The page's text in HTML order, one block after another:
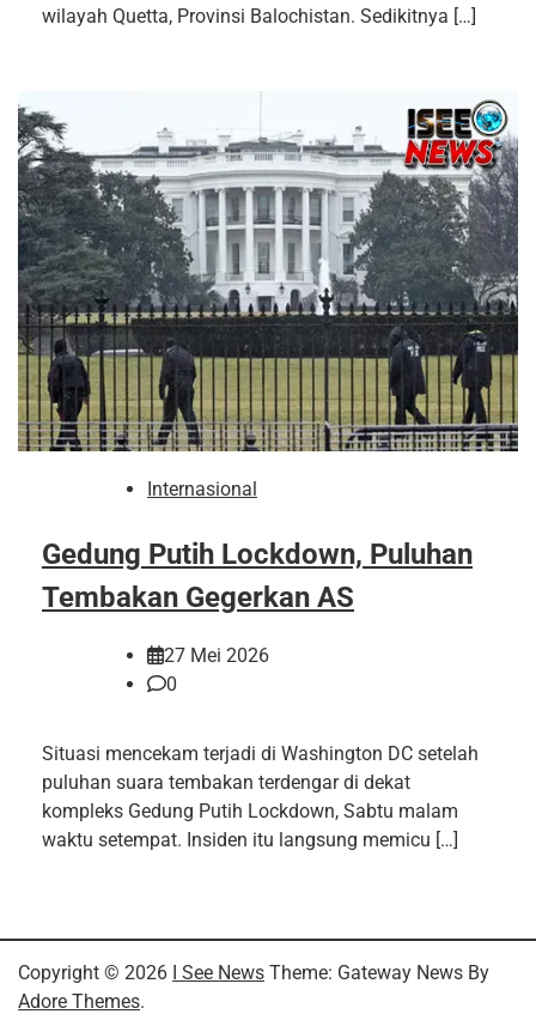
wilayah Quetta, Provinsi Balochistan. Sedikitnya […]
Internasional
Gedung Putih Lockdown, Puluhan
Tembakan Gegerkan AS
27 Mei 2026
0
Situasi mencekam terjadi di Washington DC setelah
puluhan suara tembakan terdengar di dekat
kompleks Gedung Putih Lockdown, Sabtu malam
waktu setempat. Insiden itu langsung memicu […]
Copyright © 2026 I See News Theme: Gateway News By
Adore Themes.